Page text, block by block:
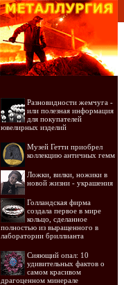
Разновидности жемчуга -
или полезная информация
для покупателей
ювелирных изделий
Музей Гетти приобрел
коллекцию античных гемм
Ложки, вилки, ножики в
новой жизни - украшения
Голландская фирма
создала первое в мире
кольцо, сделанное
полностью из выращенного в
лаборатории бриллианта
Сияющий опал: 10
удивительных фактов о
самом красивом
драгоценном минерале